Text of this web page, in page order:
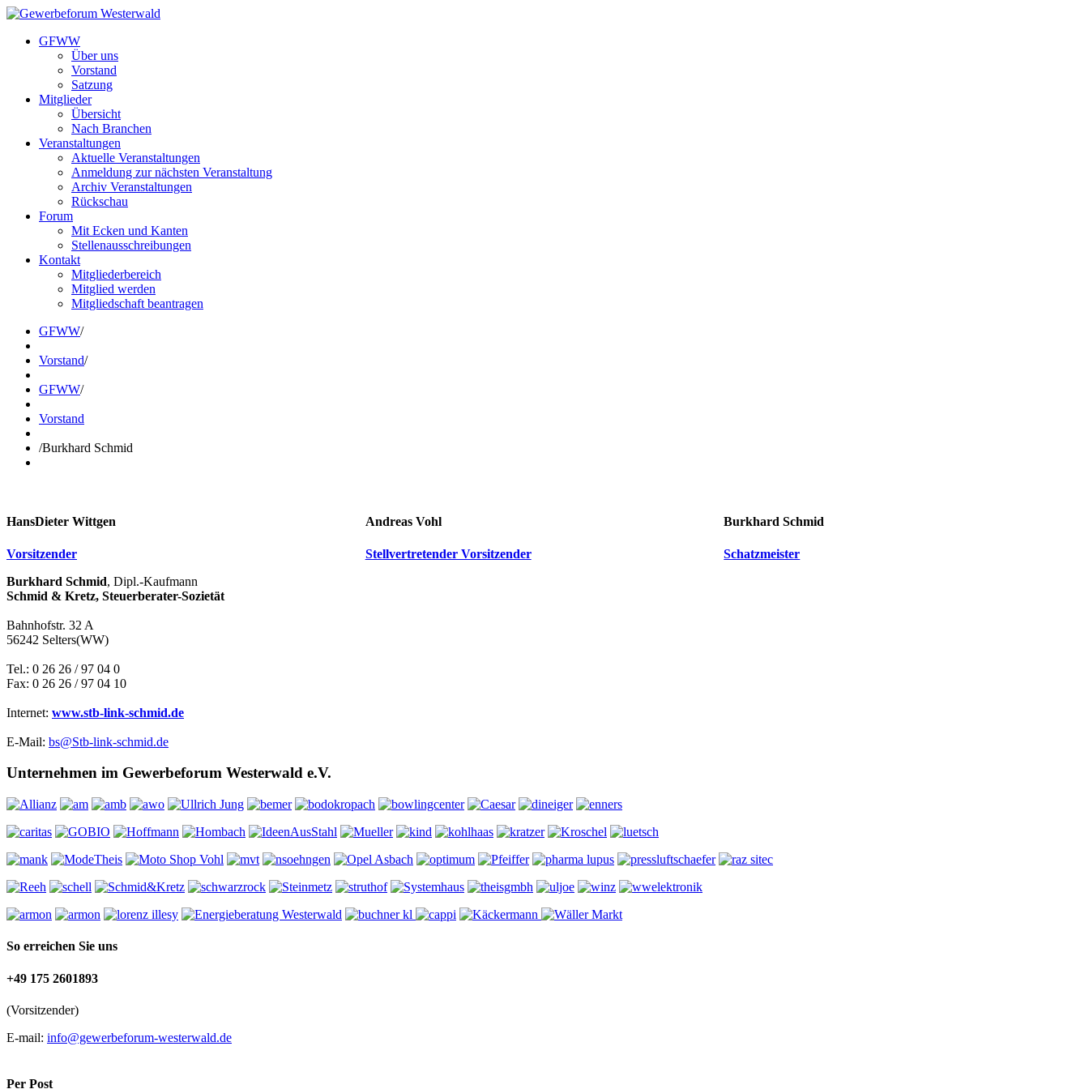
GFWW
Über uns
Vorstand
Satzung
Mitglieder
Übersicht
Nach Branchen
Veranstaltungen
Aktuelle Veranstaltungen
Anmeldung zur nächsten Veranstaltung
Archiv Veranstaltungen
Rückschau
Forum
Mit Ecken und Kanten
Stellenausschreibungen
Kontakt
Mitgliederbereich
Mitglied werden
Mitgliedschaft beantragen
GFWW/
Vorstand/
GFWW/
Vorstand
/Burkhard Schmid
HansDieter Wittgen
Vorsitzender
Andreas Vohl
Stellvertretender Vorsitzender
Burkhard Schmid
Schatzmeister
Burkhard Schmid, Dipl.-Kaufmann
Schmid & Kretz, Steuerberater-Sozietät
Bahnhofstr. 32 A
56242 Selters(WW)
Tel.: 0 26 26 / 97 04 0
Fax: 0 26 26 / 97 04 10
Internet: www.stb-link-schmid.de
E-Mail: bs@Stb-link-schmid.de
Unternehmen im Gewerbeforum Westerwald e.V.
So erreichen Sie uns
+49 175 2601893
(Vorsitzender)
E-mail: info@gewerbeforum-westerwald.de
Per Post